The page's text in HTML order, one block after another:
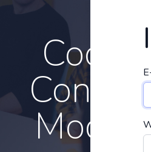
Cookie